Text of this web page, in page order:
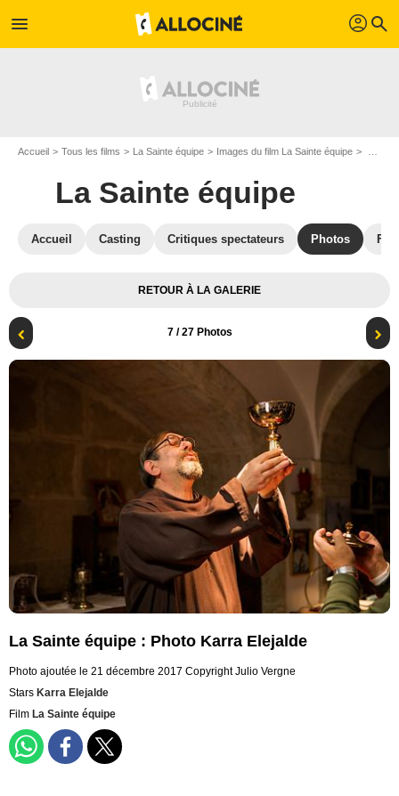
menu profil search
Accueil Tous les films La Sainte équipe Images du film La Sainte équipe
La Sainte équipe
Accueil Casting Critiques spectateurs Photos
RETOUR À LA GALERIE
7/ 27 Photos
La Sainte équipe : Photo Karra Elejalde
Photo ajoutée le 21 décembre 2017 Copyright Julio Vergne
Stars Karra Elejalde
Film La Sainte équipe